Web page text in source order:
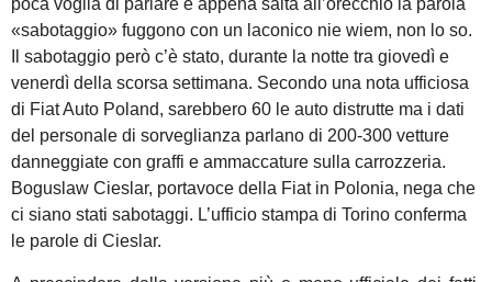
poca voglia di parlare e appena salta all’orecchio la parola
«sabotaggio» fuggono con un laconico nie wiem, non lo so.
Il sabotaggio però c’è stato, durante la notte tra giovedì e
venerdì della scorsa settimana. Secondo una nota ufficiosa
di Fiat Auto Poland, sarebbero 60 le auto distrutte ma i dati
del personale di sorveglianza parlano di 200-300 vetture
danneggiate con graffi e ammaccature sulla carrozzeria.
Boguslaw Cieslar, portavoce della Fiat in Polonia, nega che
ci siano stati sabotaggi. L’ufficio stampa di Torino conferma
le parole di Cieslar.